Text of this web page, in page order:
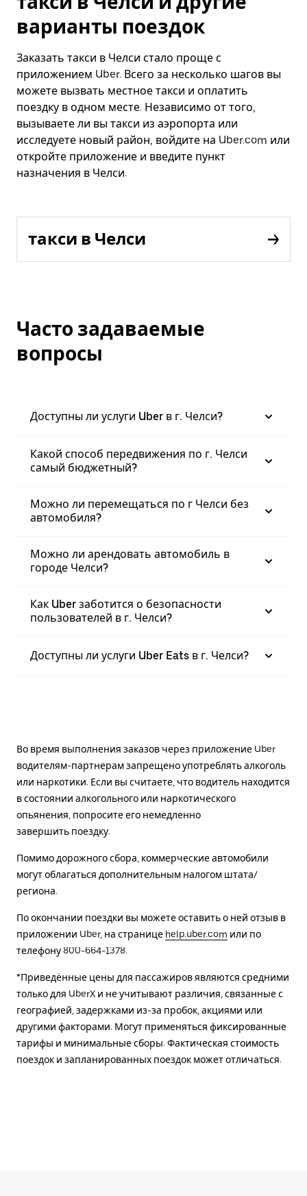
варианты поездок
Заказать такси в Челси стало проще с
приложением Uber. Всего за несколько шагов вы
можете вызвать местное такси и оплатить
поездку в одном месте. Независимо от того,
вызываете ли вы такси из аэропорта или
исследуете новый район, войдите на Uber.com или
откройте приложение и введите пункт
назначения в Челси.
такси в Челси
Часто задаваемые
вопросы
Доступны ли услуги Uber в г. Челси?
Какой способ передвижения по г. Челси
самый бюджетный?
Можно ли перемещаться по г Челси без
автомобиля?
Можно ли арендовать автомобиль в
городе Челси?
Как Uber заботится о безопасности
пользователей в г. Челси?
Доступны ли услуги Uber Eats в г. Челси?
Во время выполнения заказов через приложение Uber
водителям-партнерам запрещено употреблять алкоголь
или наркотики. Если вы считаете, что водитель находится
в состоянии алкогольного или наркотического
опьянения, попросите его немедленно
завершить поездку.
Помимо дорожного сбора, коммерческие автомобили
могут облагаться дополнительным налогом штата/
региона.
По окончании поездки вы можете оставить о ней отзыв в
приложении Uber, на странице help.uber.com или по
телефону 800-664-1378.
*Приведённые цены для пассажиров являются средними
только для UberX и не учитывают различия, связанные с
географией, задержками из-за пробок, акциями или
другими факторами. Могут применяться фиксированные
тарифы и минимальные сборы. Фактическая стоимость
поездок и запланированных поездок может отличаться.